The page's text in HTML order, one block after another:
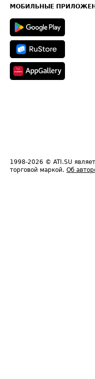
Техническая информация
МОБИЛЬНЫЕ
1998-2026 © ATI.SU
торговой маркой. Об